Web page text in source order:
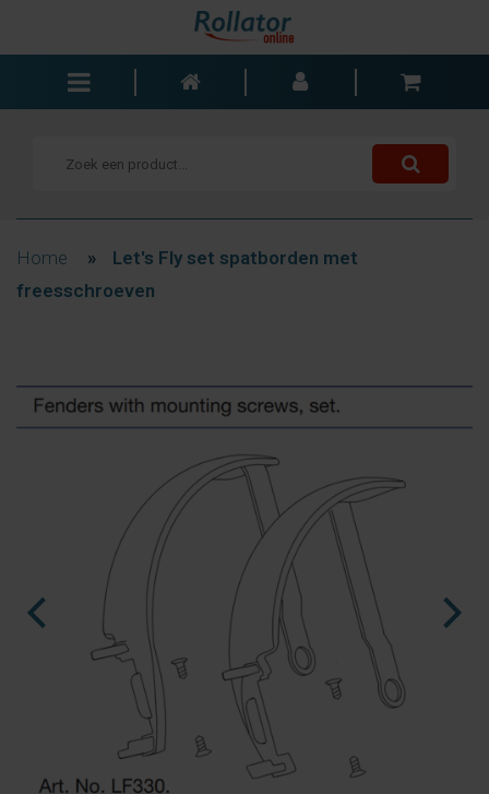
Rolstoelen
Trolleys
Wisselstukken
Blogs
es
Home »
Let's Fly set spatborden met
freesschroeven